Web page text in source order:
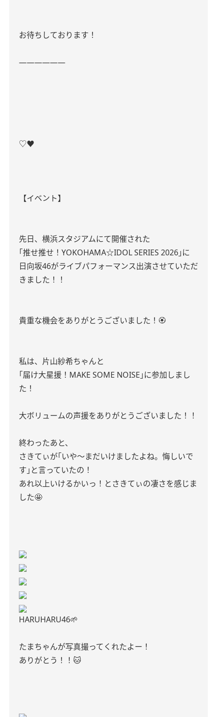
お待ちしております！
――――――
♡♥
【イベント】
先日、横浜スタジアムにて開催された
｢推せ推せ！YOKOHAMA☆IDOL SERIES 2026｣に
日向坂46がライブパフォーマンス出演させていただ
きました！！
貴重な機会をありがとうございました！🏵
私は、片山紗希ちゃんと
｢届け大星援！MAKE SOME NOISE｣に参加しまし
た！
大ボリュームの声援をありがとうございました！！
終わったあと、
さきてぃが｢いや〜まだいけましたよね。悔しいで
す｣と言っていたの！
あれ以上いけるかいっ！とさきてぃの凄さを感じま
した🤩
HARUHARU46🌱
たまちゃんが写真撮ってくれたよー！
ありがとう！！🐱